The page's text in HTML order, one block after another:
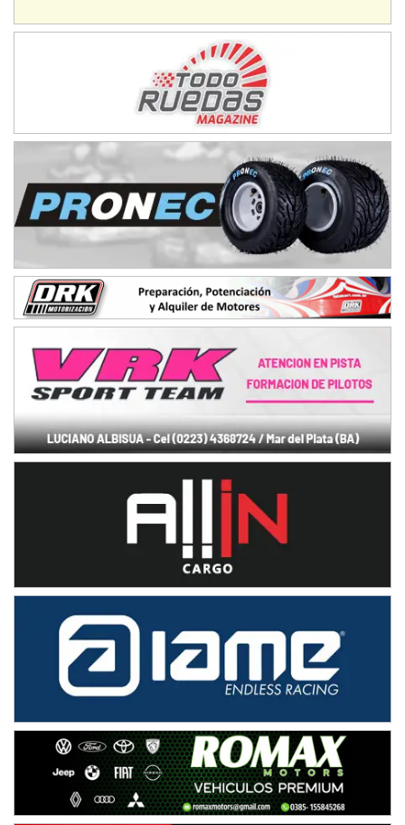
SUR SANTAFESINO - F4
José Samuel Sánchez (Tierra)
TUCUMANO - F5
Juan Navarro (Asfalto)
El Timbó (Tucumán)